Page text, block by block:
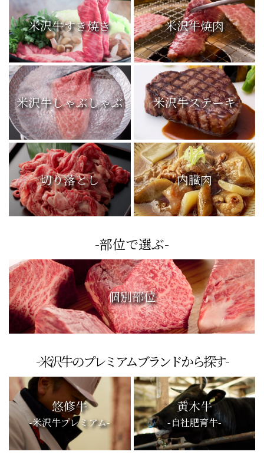
米沢牛すき焼き 米沢牛焼肉
米沢牛しゃぶしゃぶ 米沢牛ステーキ
切り落とし 内臓肉
-部位で選ぶ-
個別部位
-米沢牛のプレミアムブランドから探す-
悠修牛
-米沢牛プレミアム-
黄木牛
-自社肥育牛-